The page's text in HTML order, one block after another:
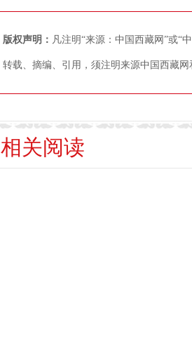
版权声明： 凡注明“来源：中国西藏网”或“
转载、摘编、引用，须注明来源中国西藏
相关阅读